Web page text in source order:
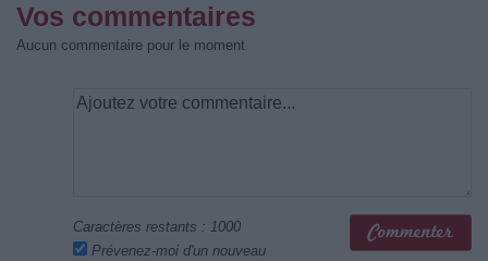
Vos commentaires
Aucun commentaire pour le moment
Caractères restants : 1000
Prévenez-moi d'un nouveau